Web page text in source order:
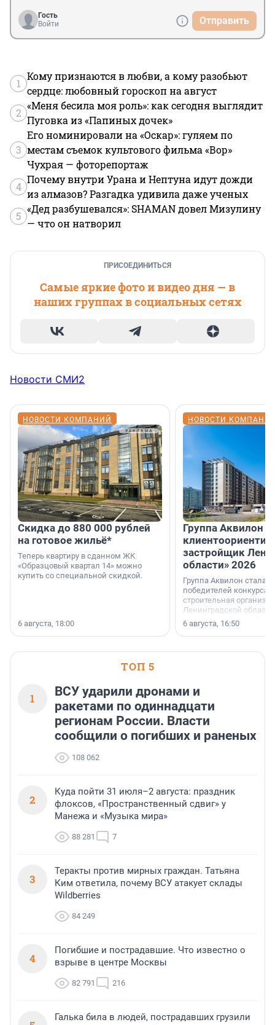
Гость
Войти
Отправить
1
Кому признаются в любви, а кому разобьют
сердце: любовный гороскоп на август
2
«Меня бесила моя роль»: как сегодня выглядит
Пуговка из «Папиных дочек»
3
Его номинировали на «Оскар»: гуляем по
местам съемок культового фильма «Вор»
Чухрая — фоторепортаж
4
Почему внутри Урана и Нептуна идут дожди
из алмазов? Разгадка удивила даже ученых
5
«Дед разбушевался»: SHAMAN довел Мизулину
— что он натворил
ПРИСОЕДИНИТЬСЯ
Самые яркие фото и видео дня — в
наших группах в социальных сетях
Новости СМИ2
НОВОСТИ КОМПАНИЙ
Скидка до 880 000 рублей
на готовое жильё*
Теперь квартиру в сданном ЖК
«Образцовый квартал 14» можно
купить со специальной скидкой.
6 августа, 18:00
НОВОСТИ
Группа Аквилон
застройщик
области» 2026
Группа Аквилон стала
победителей конкурса
строительная
Ленинградской области
номинации «Самый
застройщик
области».
6 августа, 16:50
ТОП 5
1
ВСУ ударили дронами и
ракетами по одиннадцати
регионам России. Власти
сообщили о погибших и раненых
108 062
2
Куда пойти 31 июля–2 августа: праздник
флоксов, «Пространственный сдвиг» у
Манежа и «Музыка мира»
88 281 7
3
Теракты против мирных граждан. Татьяна
Ким ответила, почему ВСУ атакует склады
Wildberries
84 249
4
Погибшие и пострадавшие. Что известно о
взрыве в центре Москвы
82 791 216
Галька била в людей, пострадавших грузили